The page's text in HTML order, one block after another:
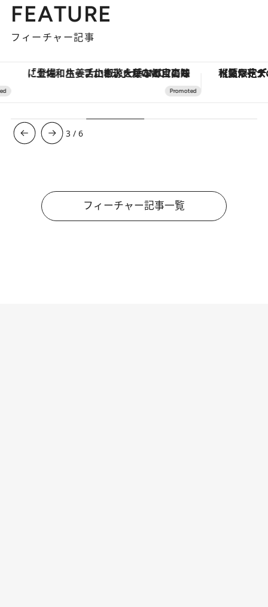
FEATURE
フィーチャー記事
「土佐和ハーブかき氷」がOMO7高知に登場！生姜、山椒、大葉など目にも舌にも涼を呼ぶ郷土の味 【夏限定ディナーコース】旬を
3 /6
フィーチャー記事一覧